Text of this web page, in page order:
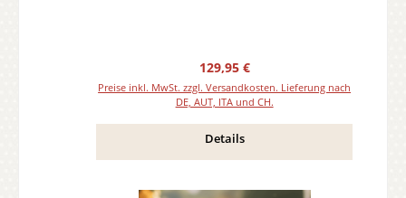
Regulärer Preis:
129,95 €
Preise inkl. MwSt. zzgl. Versandkosten. Lieferung nach
DE, AUT, ITA und CH.
Details